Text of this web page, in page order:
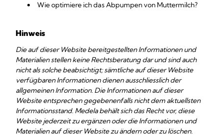
Wie optimiere ich das Abpumpen von Muttermilch?
Hinweis
Die auf dieser Website bereitgestellten Informationen und
Materialien stellen keine Rechtsberatung dar und sind auch
nicht als solche beabsichtigt; sämtliche auf dieser Website
verfügbaren Informationen dienen ausschliesslich der
allgemeinen Information. Die Informationen auf dieser
Website entsprechen gegebenenfalls nicht dem aktuellsten
Informationsstand. Medela behält sich das Recht vor, diese
Website jederzeit zu ergänzen oder die Informationen und
Materialien auf dieser Website zu ändern oder zu löschen.